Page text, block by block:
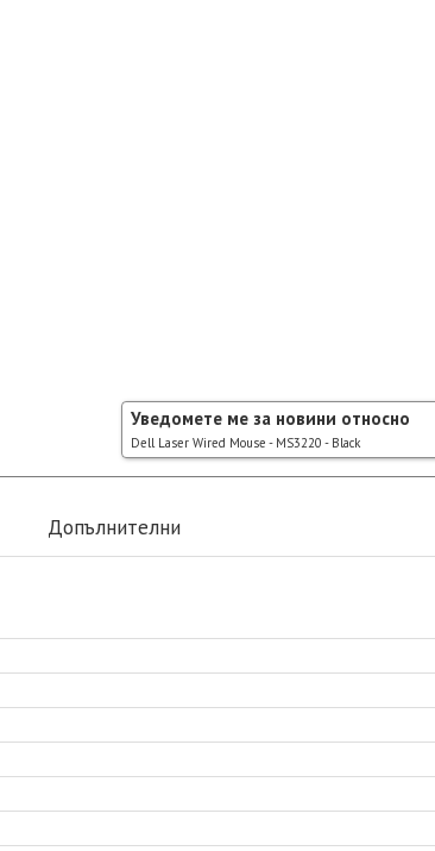
Уведомете ме за новини относно
Dell Laser Wired Mouse - MS3220 - Black
Допълнителни